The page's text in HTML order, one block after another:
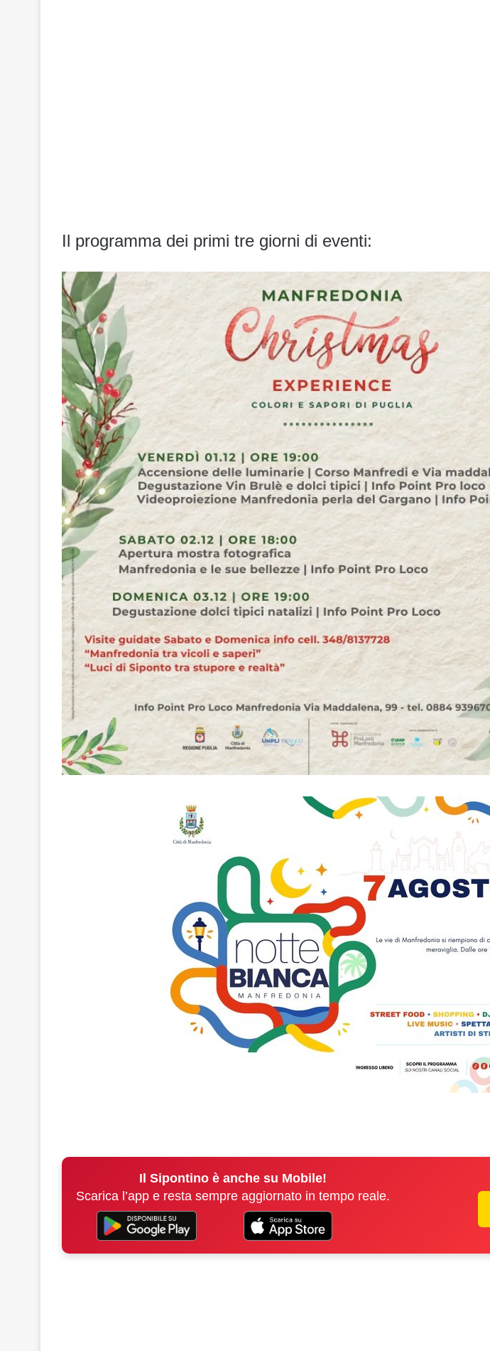
Il programma dei primi tre giorni di eventi:
Il Sipontino è anche su Mobile!
Scarica l’app e resta sempre aggiornato in tempo reale.